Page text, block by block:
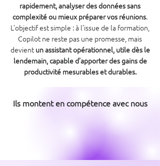
rapidement, analyser des données sans
complexité ou mieux préparer vos réunions.
L’objectif est simple : à l’issue de la formation,
Copilot ne reste pas une promesse, mais
devientun assistant opérationnel, utile dès le
lendemain, capable d’apporter des gains de
productivité mesurables et durables.
Ils montent en compétence avec nous